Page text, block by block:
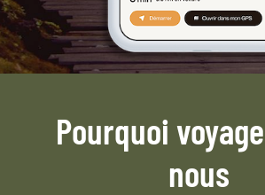
Pourquoi
nous